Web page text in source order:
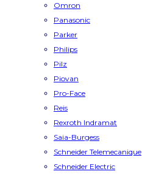
Omron
Panasonic
Parker
Philips
Pilz
Piovan
Pro-Face
Reis
Rexroth Indramat
Saia-Burgess
Schneider Telemecanique
Schneider Electric